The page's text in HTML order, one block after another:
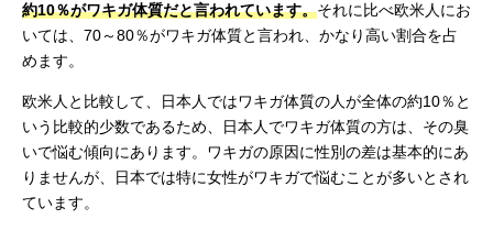
約10％がワキガ体質だと言われています。それに比べ欧米人にお
いては、70～80％がワキガ体質と言われ、かなり高い割合を占
めます。
欧米人と比較して、日本人ではワキガ体質の人が全体の約10％と
いう比較的少数であるため、日本人でワキガ体質の方は、その臭
いで悩む傾向にあります。ワキガの原因に性別の差は基本的にあ
りませんが、日本では特に女性がワキガで悩むことが多いとされ
ています。